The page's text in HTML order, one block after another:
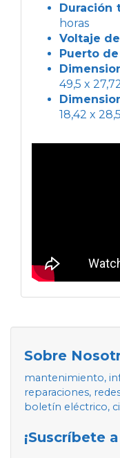
Duración
horas
Voltaje
Puerto
49,5 x
18,42 x
Sobre
mantenimiento,
reparaciones,
boletín eléctrico,
¡Suscríbete